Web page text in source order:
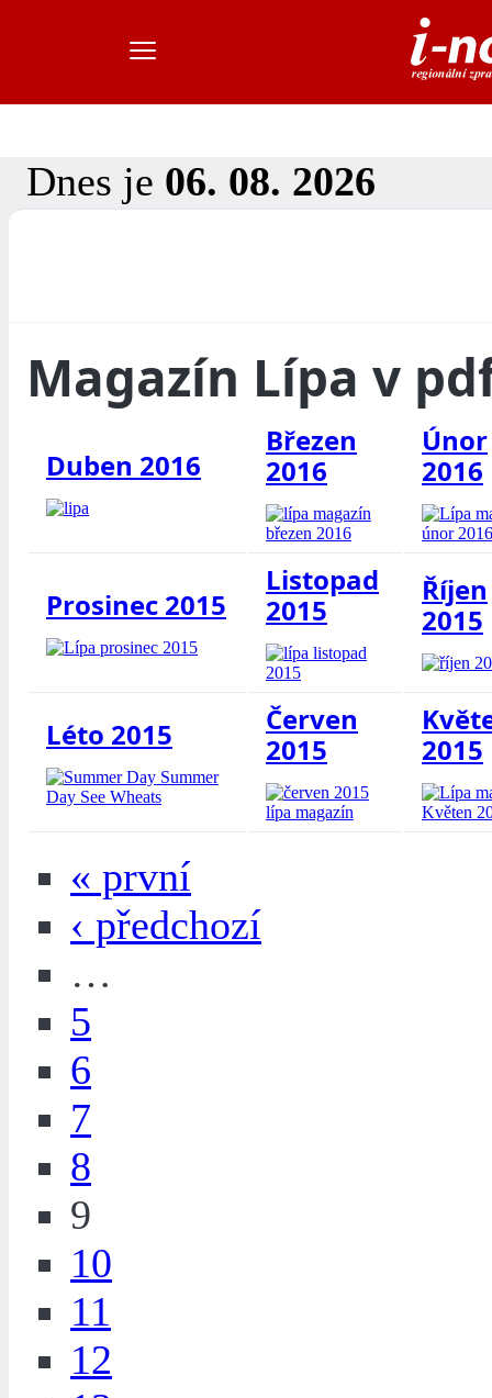
Dnes je 06. 08. 2026
Magazín Lípa v
Duben 2016
Březen
2016
Únor
2016
Prosinec 2015
Listopad
2015
Říjen
2015
Léto 2015
Červen
2015
2015
« první
‹ předchozí
…
5
6
7
8
9
10
11
12